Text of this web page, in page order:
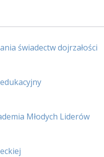
świadectw dojrzałości
Młodych Liderów